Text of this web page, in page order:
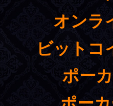
オンラ
ビットコ
ポー